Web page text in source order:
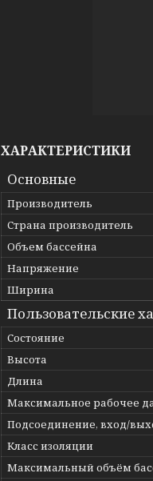
ХАРАКТЕРИСТИКИ
Основные
Производитель
Страна производитель
Объем бассейна
Напряжение
Ширина
Пользовательские
Состояние
Высота
Длина
Максимальное рабочее
Подсоединение, вход/
Класс изоляции
Максимальный объём